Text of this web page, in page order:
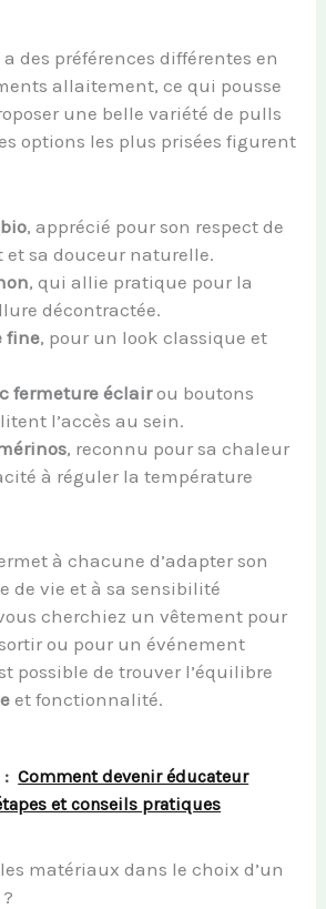
des préférences différentes en
allaitement, ce qui pousse
une belle variété de pulls
options les plus prisées figurent
, apprécié pour son respect de
et sa douceur naturelle.
, qui allie pratique pour la
décontractée.
fine, pour un look classique et
fermeture éclairou boutons
l’accès au sein.
, reconnu pour sa chaleur
à réguler la température
à chacune d’adapter son
de vie et à sa sensibilité
cherchiez un vêtement pour
ou pour un événement
possible de trouver l’équilibre
et fonctionnalité.
: Comment devenir éducateur
et conseils pratiques
matériaux dans le choix d’un